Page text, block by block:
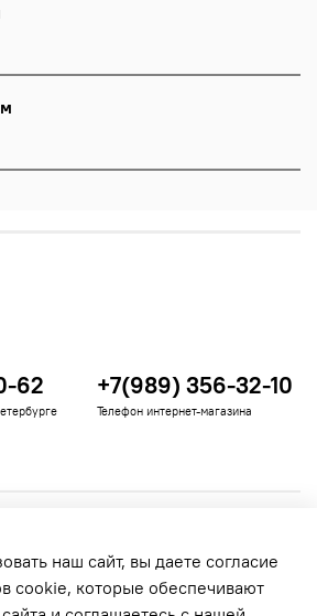
62 +7(989) 356-32-10
Телефон интернет-магазина
наш сайт, вы даете согласие
cookie, которые обеспечивают